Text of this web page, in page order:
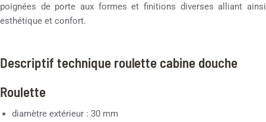
poignées de porte aux formes et finitions diverses alliant ainsi
esthétique et confort.
Descriptif technique roulette cabine douche
Roulette
diamètre extérieur : 30 mm